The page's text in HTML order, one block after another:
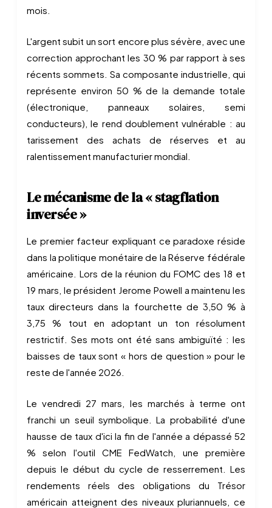
mois.
L'argent subit un sort encore plus sévère, avec une
correction approchant les 30 % par rapport à ses
récents sommets. Sa composante industrielle, qui
représente environ 50 % de la demande totale
(électronique, panneaux solaires, semi
conducteurs), le rend doublement vulnérable : au
tarissement des achats de réserves et au
ralentissement manufacturier mondial.
Le mécanisme de la « stagflation
inversée »
Le premier facteur expliquant ce paradoxe réside
dans la politique monétaire de la Réserve fédérale
américaine. Lors de la réunion du FOMC des 18 et
19 mars, le président Jerome Powell a maintenu les
taux directeurs dans la fourchette de 3,50 % à
3,75 % tout en adoptant un ton résolument
restrictif. Ses mots ont été sans ambiguïté : les
baisses de taux sont « hors de question » pour le
reste de l'année 2026.
Le vendredi 27 mars, les marchés à terme ont
franchi un seuil symbolique. La probabilité d'une
hausse de taux d'ici la fin de l'année a dépassé 52
% selon l'outil CME FedWatch, une première
depuis le début du cycle de resserrement. Les
rendements réels des obligations du Trésor
américain atteignent des niveaux pluriannuels, ce